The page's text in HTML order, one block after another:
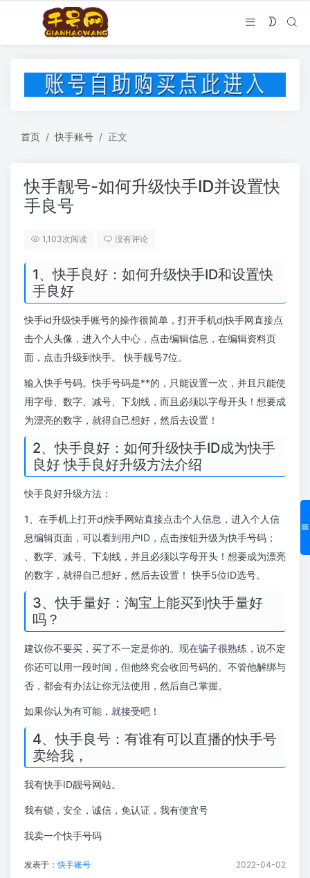
首页 快手账号 正文
快手靓号-如何升级快手ID并设置快
手良号
1,103次阅读 没有评论
1、快手良好：如何升级快手ID和设置快
手良好
快手id升级快手账号的操作很简单，打开手机dj快手网直接点
击个人头像，进入个人中心，点击编辑信息，在编辑资料页
面，点击升级到快手。 快手靓号7位。
输入快手号码。快手号码是**的，只能设置一次，并且只能使
用字母、数字、减号、下划线，而且必须以字母开头！想要成
为漂亮的数字，就得自己想好，然后去设置！
2、快手良好：如何升级快手ID成为快手
良好 快手良好升级方法介绍
快手良好升级方法：
1、在手机上打开dj快手网站直接点击个人信息，进入个人信
息编辑页面，可以看到用户ID，点击按钮升级为快手号码；
、数字、减号、下划线，并且必须以字母开头！想要成为漂亮
的数字，就得自己想好，然后去设置！ 快手5位ID选号。
3、快手量好：淘宝上能买到快手量好
吗？
建议你不要买，买了不一定是你的。现在骗子很熟练，说不定
你还可以用一段时间，但他终究会收回号码的。不管他解绑与
否，都会有办法让你无法使用，然后自己掌握。
如果你认为有可能，就接受吧！
4、快手良号：有谁有可以直播的快手号
卖给我，
我有快手ID靓号网站。
我有锁，安全，诚信，免认证，我有便宜号
我卖一个快手号码
发表于：快手账号 2022-04-02